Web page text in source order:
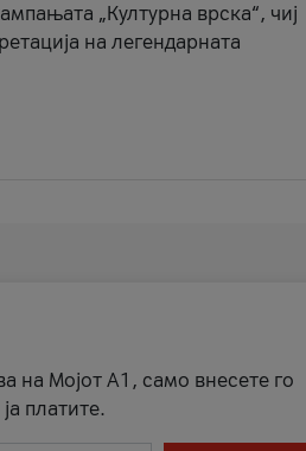
„Културна врска“, чиј
на легендарната
на Мојот А1, само внесете го
платите.